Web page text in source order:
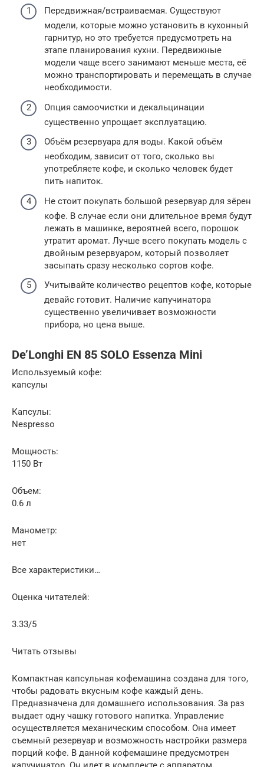
Передвижная/встраиваемая. Существуют
модели, которые можно установить в кухонный
гарнитур, но это требуется предусмотреть на
этапе планирования кухни. Передвижные
модели чаще всего занимают меньше места, её
можно транспортировать и перемещать в случае
необходимости.
Опция самоочистки и декальцинации
существенно упрощает эксплуатацию.
Объём резервуара для воды. Какой объём
необходим, зависит от того, сколько вы
употребляете кофе, и сколько человек будет
пить напиток.
Не стоит покупать большой резервуар для зёрен
кофе. В случае если они длительное время будут
лежать в машинке, вероятней всего, порошок
утратит аромат. Лучше всего покупать модель с
двойным резервуаром, который позволяет
засыпать сразу несколько сортов кофе.
Учитывайте количество рецептов кофе, которые
девайс готовит. Наличие капучинатора
существенно увеличивает возможности
прибора, но цена выше.
De’Longhi EN 85 SOLO Essenza Mini
Используемый кофе:
капсулы
Капсулы:
Nespresso
Мощность:
1150 Вт
Объем:
0.6 л
Манометр:
нет
Все характеристики…
Оценка читателей:
3.33/5
Читать отзывы
Компактная капсульная кофемашина создана для того,
чтобы радовать вкусным кофе каждый день.
Предназначена для домашнего использования. За раз
выдает одну чашку готового напитка. Управление
осуществляется механическим способом. Она имеет
съемный резервуар и возможность настройки размера
порций кофе. В данной кофемашине предусмотрен